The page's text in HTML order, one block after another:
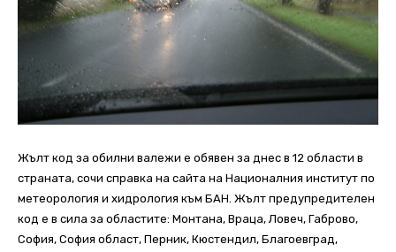
Жълт код за обилни валежи е обявен за днес в 12 области в
страната, сочи справка на сайта на Националния институт по
метеорология и хидрология към БАН. Жълт предупредителен
код е в сила за областите: Монтана, Враца, Ловеч, Габрово,
София, София област, Перник, Кюстендил, Благоевград,